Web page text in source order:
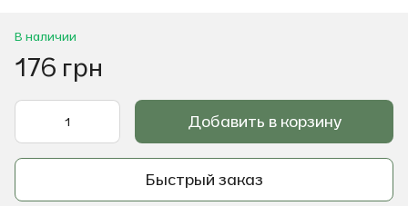
В наличии
176 грн
Добавить в корзину
Быстрый заказ